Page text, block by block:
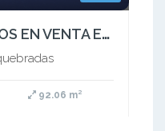
LOCAL SOBRE PLANOS EN VENTA EN MALL UBICADO EN DOSQUEBRADAS RISARALDA
92.06 m²